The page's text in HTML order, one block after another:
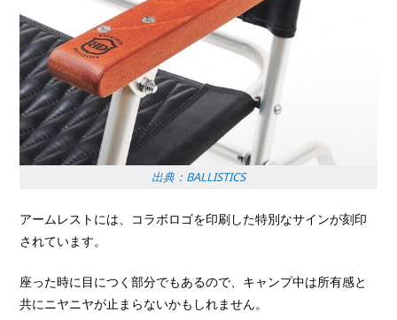
出典：BALLISTICS
アームレストには、コラボロゴを印刷した特別なサインが刻印
されています。
座った時に目につく部分でもあるので、キャンプ中は所有感と
共にニヤニヤが止まらないかもしれません。